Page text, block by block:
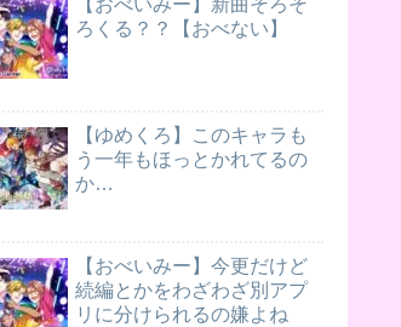
【おべいみー】新曲そろそ
ろくる？？【おべない】
【ゆめくろ】このキャラも
う一年もほっとかれてるの
か…
【おべいみー】今更だけど
続編とかをわざわざ別アプ
リに分けられるの嫌よね